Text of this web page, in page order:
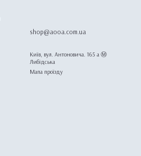
shop@aooa.com.ua
Київ, вул. Антоновича. 165 а Ⓜ️
Либідська
Мапа проїзду